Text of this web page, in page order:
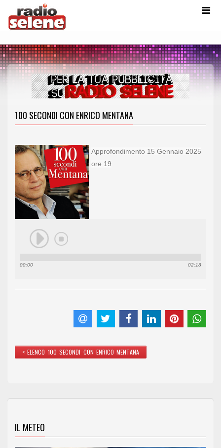
100 SECONDI CON ENRICO MENTANA
00:00 02:18
Approfondimento 15 Gennaio 2025
ore 19
< ELENCO 100 SECONDI CON ENRICO MENTANA
IL METEO